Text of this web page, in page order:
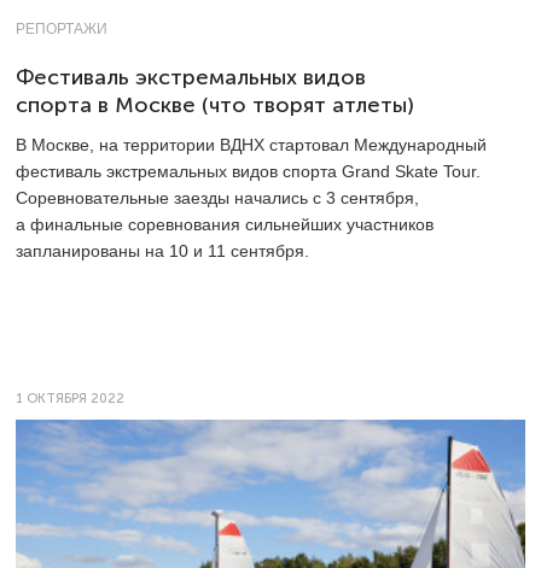
РЕПОРТАЖИ
Фестиваль экстремальных видов
спорта в Москве (что творят атлеты)
В Москве, на территории ВДНХ стартовал Международный
фестиваль экстремальных видов спорта Grand Skate Tour.
Соревновательные заезды начались с 3 сентября,
а финальные соревнования сильнейших участников
запланированы на 10 и 11 сентября.
1 ОКТЯБРЯ 2022